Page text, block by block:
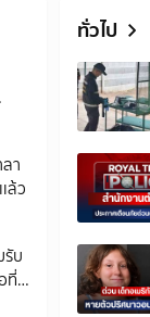
า
ล้ว
บ
ที่
ทั่วไป